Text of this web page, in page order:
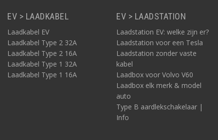
EV > LAADKABEL
Laadkabel EV
Laadkabel Type 2 32A
Laadkabel Type 2 16A
Laadkabel Type 1 32A
Laadkabel Type 1 16A
EV > LAADSTATION
Laadstation EV: welke zijn er?
Laadstation voor een Tesla
Laadstation zonder vaste
kabel
Laadbox voor Volvo V60
Laadbox elk merk & model
auto
Type B aardlekschakelaar |
Info